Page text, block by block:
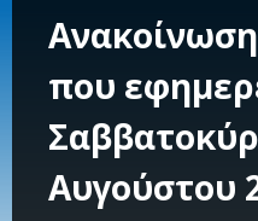
που
Αυγούστου